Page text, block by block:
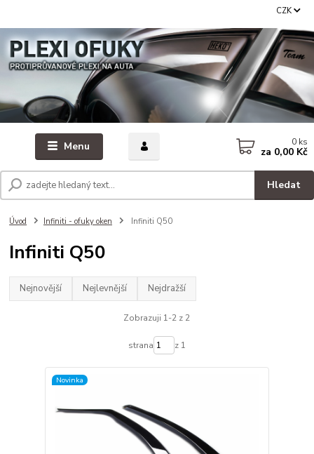
Menu
CZK
Hledat
0 ks
za 0,00 Kč
Úvod Infiniti - ofuky oken Infiniti Q50
Infiniti Q50
Nejnovější Nejlevnější Nejdražší
Zobrazuji 1-2 z 2
strana z 1
Novinka